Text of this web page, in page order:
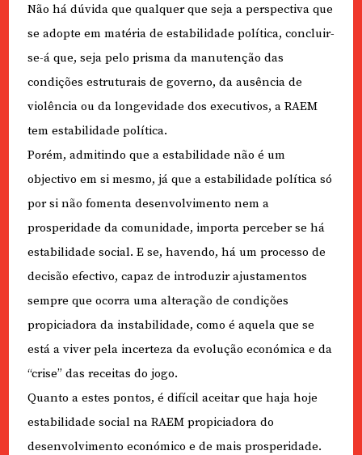
Não há dúvida que qualquer que seja a perspectiva que
se adopte em matéria de estabilidade política, concluir-
se-á que, seja pelo prisma da manutenção das
condições estruturais de governo, da ausência de
violência ou da longevidade dos executivos, a RAEM
tem estabilidade política.
Porém, admitindo que a estabilidade não é um
objectivo em si mesmo, já que a estabilidade política só
por si não fomenta desenvolvimento nem a
prosperidade da comunidade, importa perceber se há
estabilidade social. E se, havendo, há um processo de
decisão efectivo, capaz de introduzir ajustamentos
sempre que ocorra uma alteração de condições
propiciadora da instabilidade, como é aquela que se
está a viver pela incerteza da evolução económica e da
“crise” das receitas do jogo.
Quanto a estes pontos, é difícil aceitar que haja hoje
estabilidade social na RAEM propiciadora do
desenvolvimento económico e de mais prosperidade.